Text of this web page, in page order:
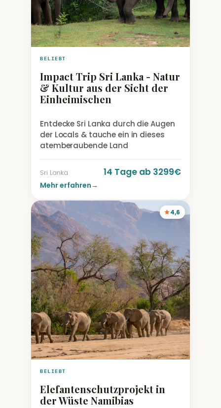
BELIEBT
Impact Trip Sri Lanka - Natur
& Kultur aus der Sicht der
Einheimischen
Entdecke Sri Lanka durch die Augen
der Locals & tauche ein in dieses
atemberaubende Land
Sri Lanka 14 Tage ab 3299€
Mehr erfahren→
4,6
BELIEBT
Elefantenschutzprojekt in
der Wüste Namibias